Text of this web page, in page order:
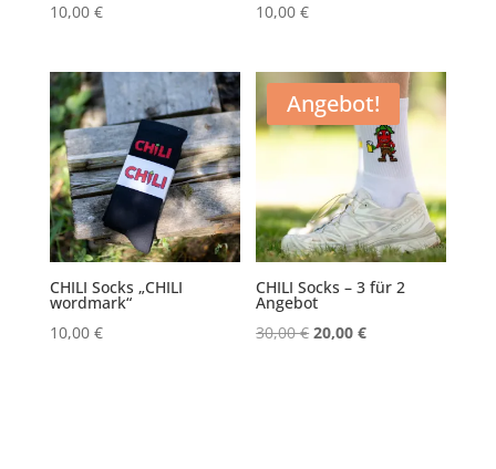
10,00 €
10,00€
CHILI Socks „CHILI
wordmark“
10,00 €
Angebot!
CHILI Socks – 3 für 2
Angebot
30,00€ Ursprünglicher
20,00€Aktueller